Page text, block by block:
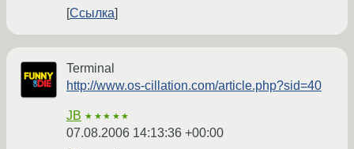
Ссылка
Terminal
http://www.os-cillation.com/article.php?sid=40
JB ★★★★★
07.08.2006 14:13:36 +00:00